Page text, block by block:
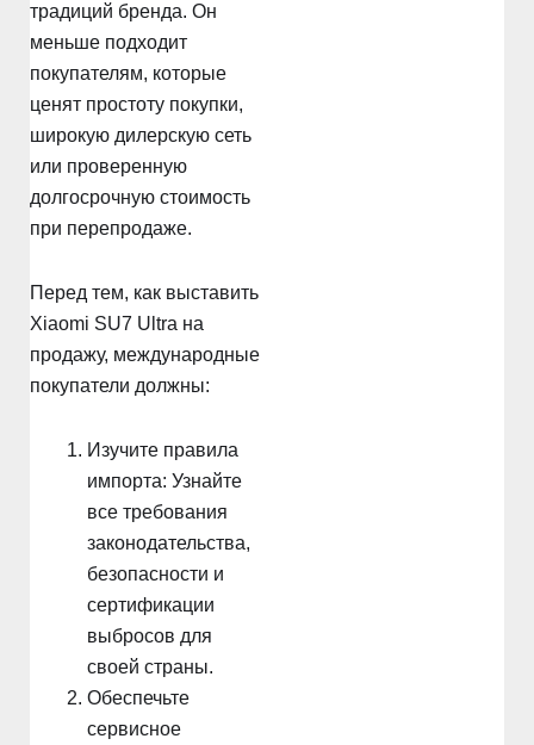
традиций бренда. Он
меньше подходит
покупателям, которые
ценят простоту покупки,
широкую дилерскую сеть
или проверенную
долгосрочную стоимость
при перепродаже.
Перед тем, как выставить
Xiaomi SU7 Ultra на
продажу, международные
покупатели должны:
Изучите правила
импорта: Узнайте
все требования
законодательства,
безопасности и
сертификации
выбросов для
своей страны.
Обеспечьте
сервисное